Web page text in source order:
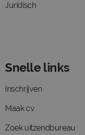
Juridisch
Snelle links
Inschrijven
Maak cv
Zoek uitzendbureau